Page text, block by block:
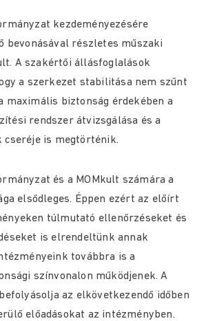
kezdeményezésére
bevonásával részletes műszaki
A szakértői állásfoglalások
a szerkezet stabilitása nem szűnt
maximális biztonság érdekében a
rendszer átvizsgálása és a
cseréje is megtörténik.
és a MOMkult számára a
elsődleges. Éppen ezért az előírt
túlmutató ellenőrzéseket és
is elrendeltünk annak
továbbra is a
színvonalon működjenek. A
az elkövetkezendő időben
előadásokat az intézményben.